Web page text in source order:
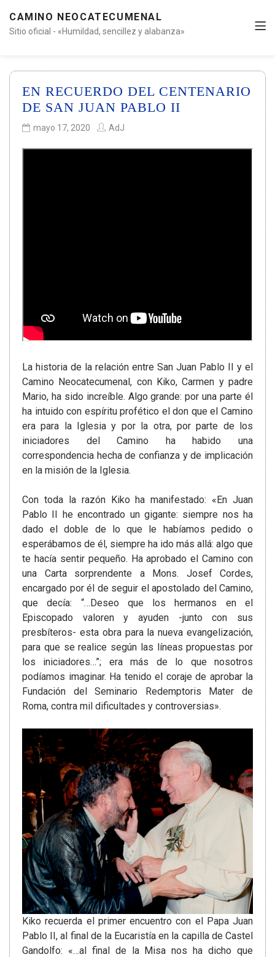
CAMINO NEOCATECUMENAL
Sitio oficial - «Humildad, sencillez y alabanza»
EN RECUERDO DEL CENTENARIO
DE SAN JUAN PABLO II
mayo 17, 2020 AdJ
La historia de la relación entre San Juan Pablo II y el
Camino Neocatecumenal, con Kiko, Carmen y padre
Mario, ha sido increíble. Algo grande: por una parte él
ha intuido con espíritu profético el don que el Camino
era para la Iglesia y por la otra, por parte de los
iniciadores del Camino ha habido una
correspondencia hecha de confianza y de implicación
en la misión de la Iglesia.
Con toda la razón Kiko ha manifestado: «En Juan
Pablo II he encontrado un gigante: siempre nos ha
dado el doble de lo que le habíamos pedido o
esperábamos de él, siempre ha ido más allá: algo que
te hacía sentir pequeño. Ha aprobado el Camino con
una Carta sorprendente a Mons. Josef Cordes,
encargado por él de seguir el apostolado del Camino,
que decía: “…Deseo que los hermanos en el
Episcopado valoren y ayuden -junto con sus
presbíteros- esta obra para la nueva evangelización,
para que se realice según las líneas propuestas por
los iniciadores…”; era más de lo que nosotros
podíamos imaginar. Ha tenido el coraje de aprobar la
Fundación del Seminario Redemptoris Mater de
Roma, contra mil dificultades y controversias».
Kiko recuerda el primer encuentro con el Papa Juan
Pablo II, al final de la Eucaristía en la capilla de Castel
Gandolfo: «…al final de la Misa nos ha dicho que